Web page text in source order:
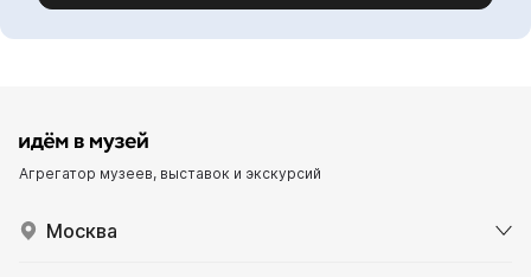
Агрегатор музеев, выставок и экскурсий
Москва